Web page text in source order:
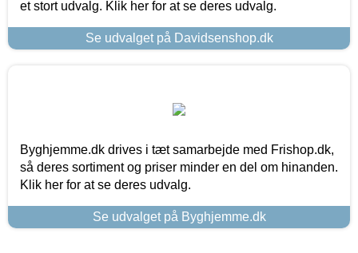
et stort udvalg. Klik her for at se deres udvalg.
Se udvalget på Davidsenshop.dk
Byghjemme.dk drives i tæt samarbejde med Frishop.dk,
så deres sortiment og priser minder en del om hinanden.
Klik her for at se deres udvalg.
Se udvalget på Byghjemme.dk